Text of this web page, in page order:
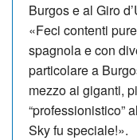
Burgos e al Giro
«Feci contenti
spagnola e con
particolare a
mezzo ai giganti,
“professionistico”
Sky fu speciale!».